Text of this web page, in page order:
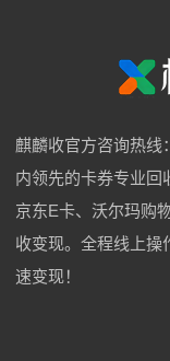
麒麟收官方咨询热线
内领先的卡券专业回
京东E卡、沃尔玛购
收变现。全程线上操
速变现！